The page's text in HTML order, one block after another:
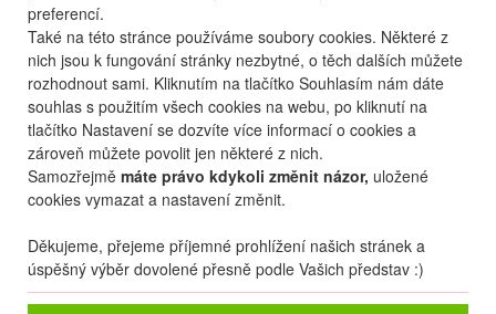
preferencí.
Také na této stránce používáme soubory cookies. Některé z
nich jsou k fungování stránky nezbytné, o těch dalších můžete
rozhodnout sami. Kliknutím na tlačítko Souhlasím nám dáte
souhlas s použitím všech cookies na webu, po kliknutí na
tlačítko Nastavení se dozvíte více informací o cookies a
zároveň můžete povolit jen některé z nich.
Samozřejmě máte právo kdykoli změnit názor, uložené
cookies vymazat a nastavení změnit.
Děkujeme, přejeme příjemné prohlížení našich stránek a
úspěšný výběr dovolené přesně podle Vašich představ :)
Od nejoblíbenějšího Od nejlevnějšího Od nejdražšího
Od nejbližšího termínu
Probíhá vyhledávání